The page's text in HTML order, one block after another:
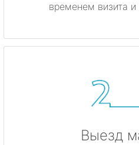
временем визита
Выезд